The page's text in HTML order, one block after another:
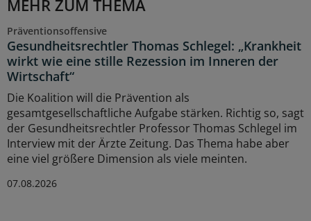
MEHR ZUM THEMA
Präventionsoffensive
Gesundheitsrechtler Thomas Schlegel: „Krankheit
wirkt wie eine stille Rezession im Inneren der
Wirtschaft“
Die Koalition will die Prävention als
gesamtgesellschaftliche Aufgabe stärken. Richtig so, sagt
der Gesundheitsrechtler Professor Thomas Schlegel im
Interview mit der Ärzte Zeitung. Das Thema habe aber
eine viel größere Dimension als viele meinten.
07.08.2026